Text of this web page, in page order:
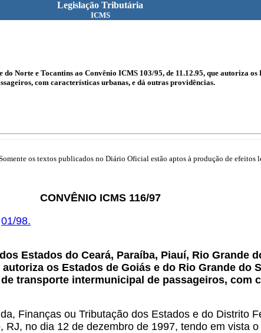
Legislação Tributária
ICMS
Norte e Tocantins ao Convênio ICMS 103/95, de 11.12.95, que autoriza
com características urbanas, e dá outras providências.
os textos publicados no Diário Oficial estão aptos à produção de efeitos
CONVÊNIO ICMS 116/97
01/98.
Estados do Ceará, Paraíba, Piauí, Rio Grande
autoriza os Estados de Goiás e do Rio Grande do
transporte intermunicipal de passageiros, com
Finanças ou Tributação dos Estados e do Distrito
no dia 12 de dezembro de 1997, tendo em vista